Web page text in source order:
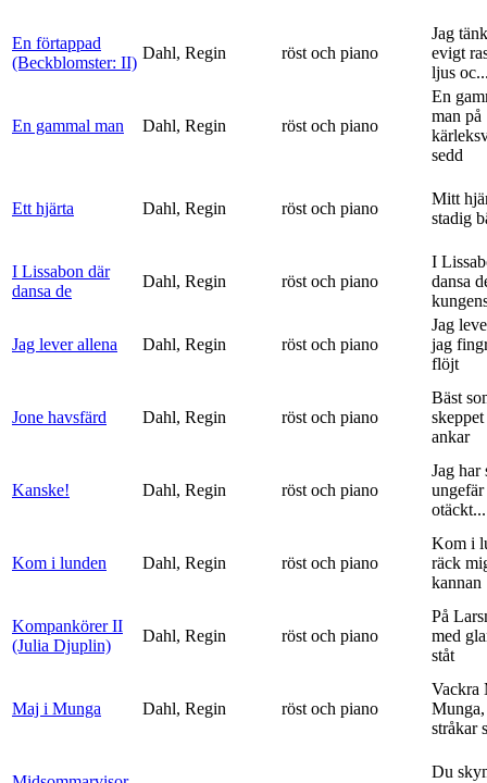
En förtappad
(Beckblomster: II)
Dahl, Regin röst och piano
Jag
evigt
ljus
En gammal man Dahl, Regin röst och piano
En
man på
sedd
Ett hjärta Dahl, Regin röst och piano
Mitt
stadig
I Lissabon där
dansa de
Dahl, Regin röst och piano
I
dansa
Jag lever allena Dahl, Regin röst och piano
Jag
jag
flöjt
Jone havsfärd Dahl, Regin röst och piano
Bäst
ankar
Kanske! Dahl, Regin röst och piano
Jag har
otäckt...
Kom i lunden Dahl, Regin röst och piano
Kom i
räck
kannan
Kompankörer II
(Julia Djuplin)
Dahl, Regin röst och piano
På
med
ståt
Maj i Munga Dahl, Regin röst och piano
Vackra
stråkar
Du